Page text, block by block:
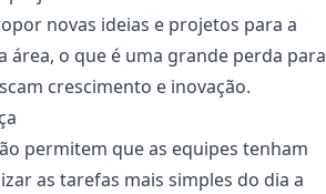
novas ideias e projetos para a
área, o que é uma grande perda para
crescimento e inovação.
permitem que as equipes tenham
as tarefas mais simples do dia a